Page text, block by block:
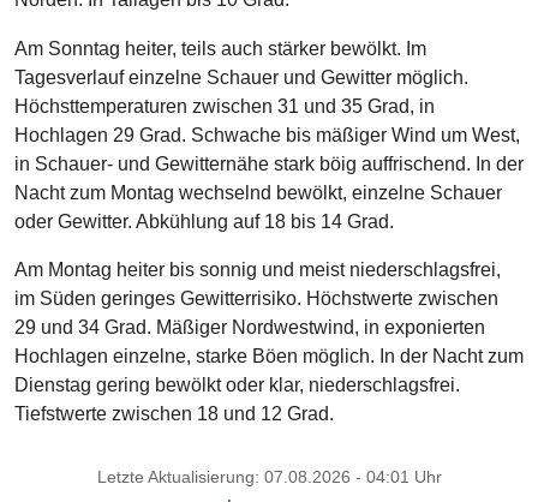
Am Sonntag heiter, teils auch stärker bewölkt. Im
Tagesverlauf einzelne Schauer und Gewitter möglich.
Höchsttemperaturen zwischen 31 und 35 Grad, in
Hochlagen 29 Grad. Schwache bis mäßiger Wind um West,
in Schauer- und Gewitternähe stark böig auffrischend. In der
Nacht zum Montag wechselnd bewölkt, einzelne Schauer
oder Gewitter. Abkühlung auf 18 bis 14 Grad.
Am Montag heiter bis sonnig und meist niederschlagsfrei,
im Süden geringes Gewitterrisiko. Höchstwerte zwischen
29 und 34 Grad. Mäßiger Nordwestwind, in exponierten
Hochlagen einzelne, starke Böen möglich. In der Nacht zum
Dienstag gering bewölkt oder klar, niederschlagsfrei.
Tiefstwerte zwischen 18 und 12 Grad.
Letzte Aktualisierung: 07.08.2026 - 04:01 Uhr